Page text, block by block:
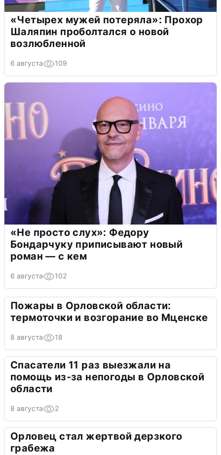
«Четырех мужей потеряла»: Прохор
Шаляпин проболтался о новой
возлюбленной
6 августа 109
«Не просто слух»: Федору
Бондарчуку приписывают новый
роман — с кем
6 августа 102
Пожары в Орловской области:
термоточки и возгорание во Мценске
8 августа 18
Спасатели 11 раз выезжали на
помощь из-за непогоды в Орловской
области
8 августа 2
Орловец стал жертвой дерзкого
грабежа